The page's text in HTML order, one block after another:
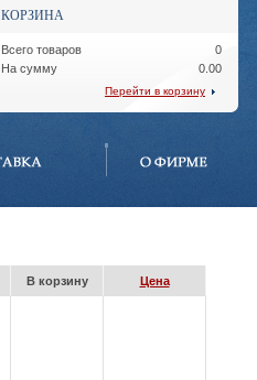
КОРЗИНА
Всего товаров
На сумму
0
0.00
Перейти в корзину
В корзину Цена